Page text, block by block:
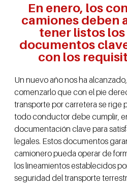
En enero, los
camiones deben
tener listos
documentos
con los
Un nuevo año nos ha
comenzarlo que con el pie
transporte por carretera se rige
todo conductor debe cumplir,
documentación clave para
legales. Estos documentos
camionero pueda operar de
los lineamientos establecidos
seguridad del transporte